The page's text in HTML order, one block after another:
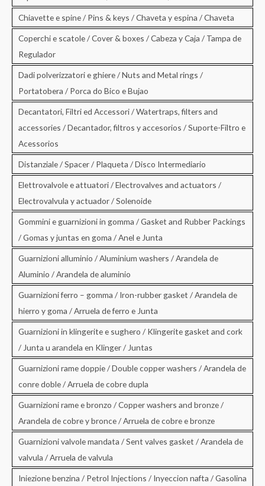
Chiavette e spine / Pins & keys / Chaveta y espina / Chaveta
Coperchi e scatole / Cover & boxes / Cabeza y Caja / Tampa de
Regulador
Dadi polverizzatori e ghiere / Nuts and Metal rings /
Portatobera / Porca do Bico e Bujao
Decantatori, Filtri ed Accessori / Watertraps, filters and
accessories / Decantador, filtros y accesorios / Suporte-Filtro e
Acessorios
Distanziale / Spacer / Plaqueta / Disco Intermediario
Elettrovalvole e attuatori / Electrovalves and actuators /
Electrovalvula y actuador / Solenoide
Gommini e guarnizioni in gomma / Gasket and Rubber Packings
/ Gomas y juntas en goma / Anel e Junta
Guarnizioni alluminio / Aluminium washers / Arandela de
Aluminio / Arandela de aluminio
Guarnizioni ferro – gomma / Iron-rubber gasket / Arandela de
hierro y goma / Arruela de ferro e Junta
Guarnizioni in klingerite e sughero / Klingerite gasket and cork
/ Junta u arandela en Klinger / Juntas
Guarnizioni rame doppie / Double copper washers / Arandela de
conre doble / Arruela de cobre dupla
Guarnizioni rame e bronzo / Copper washers and bronze /
Arandela de cobre y bronce / Arruela de cobre e bronze
Guarnizioni valvole mandata / Sent valves gasket / Arandela de
valvula / Arruela de valvula
Iniezione benzina / Petrol Injections / Inyeccion nafta / Gasolina